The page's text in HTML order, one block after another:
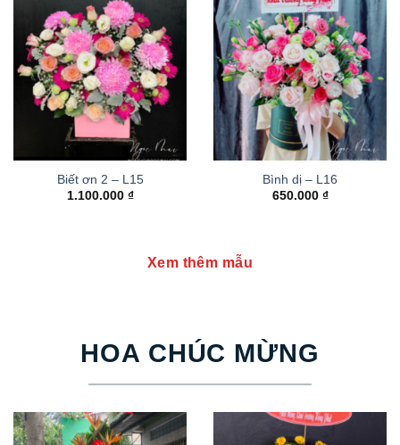
Biết ơn 2 – L15
1.100.000 ₫
Bình dị – L16
650.000 ₫
Xem thêm mẫu
HOA CHÚC MỪNG